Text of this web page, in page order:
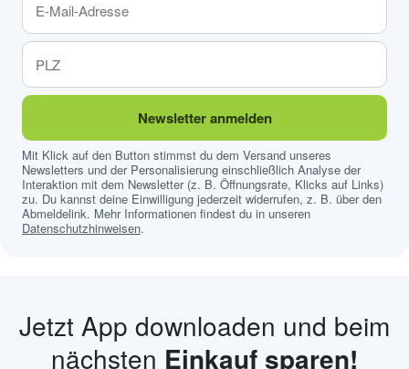
Newsletter anmelden
Mit Klick auf den Button stimmst du dem Versand unseres
Newsletters und der Personalisierung einschließlich Analyse der
Interaktion mit dem Newsletter (z. B. Öffnungsrate, Klicks auf Links)
zu. Du kannst deine Einwilligung jederzeit widerrufen, z. B. über den
Abmeldelink. Mehr Informationen findest du in unseren
Datenschutzhinweisen.
Jetzt App downloaden und beim
nächsten Einkauf sparen!